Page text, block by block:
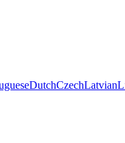
DutchCzechLatvian